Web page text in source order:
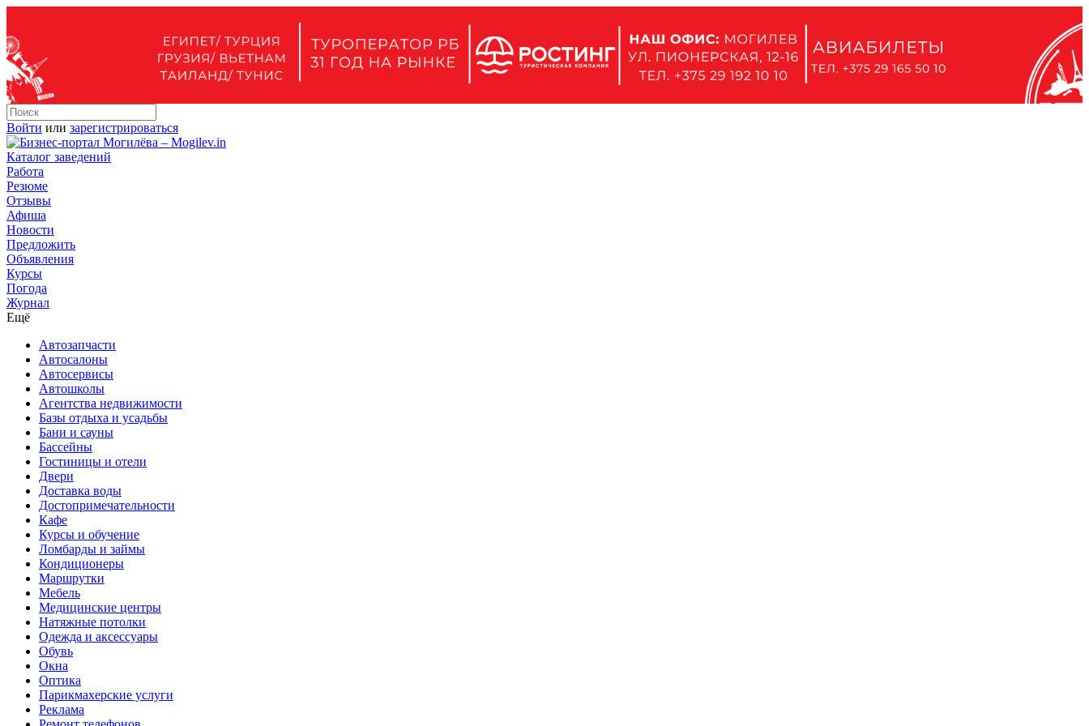
Войти или зарегистрироваться
Каталог заведений
Работа
Резюме
Отзывы
Афиша
Новости
Предложить
Объявления
Курсы
Погода
Журнал
Ещё
Автозапчасти
Автосалоны
Автосервисы
Автошколы
Агентства недвижимости
Базы отдыха и усадьбы
Бани и сауны
Бассейны
Гостиницы и отели
Двери
Доставка воды
Достопримечательности
Кафе
Курсы и обучение
Ломбарды и займы
Кондиционеры
Маршрутки
Мебель
Медицинские центры
Натяжные потолки
Одежда и аксессуары
Обувь
Окна
Оптика
Парикмахерские услуги
Реклама